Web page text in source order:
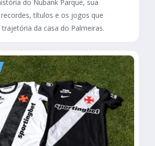
do Nubank Parque, sua
títulos e os jogos que
da casa do Palmeiras.